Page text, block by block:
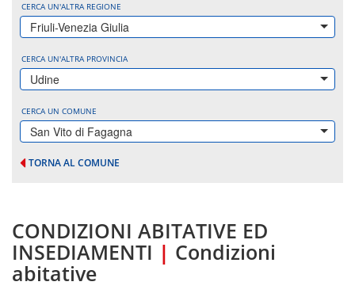
CERCA UN'ALTRA REGIONE
Friuli-Venezia Giulia
CERCA UN'ALTRA PROVINCIA
Udine
CERCA UN COMUNE
San Vito di Fagagna
TORNA AL COMUNE
CONDIZIONI ABITATIVE ED
INSEDIAMENTI | Condizioni
abitative